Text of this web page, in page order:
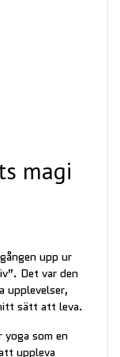
magi
upp ur
Det var den
upplevelser,
sätt att leva.
som en
uppleva